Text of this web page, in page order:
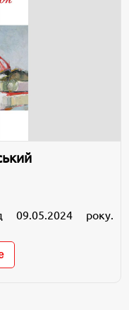
09.05.2024 року.